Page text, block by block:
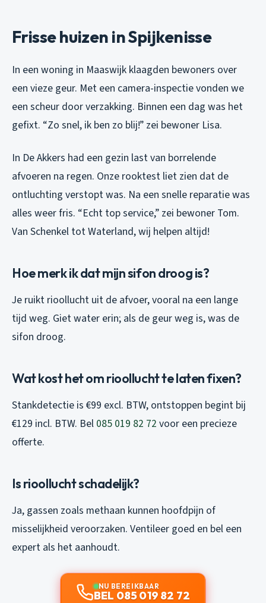
Frisse huizen in Spijkenisse
In een woning in Maaswijk klaagden bewoners over
een vieze geur. Met een camera-inspectie vonden we
een scheur door verzakking. Binnen een dag was het
gefixt. “Zo snel, ik ben zo blij!” zei bewoner Lisa.
In De Akkers had een gezin last van borrelende
afvoeren na regen. Onze rooktest liet zien dat de
ontluchting verstopt was. Na een snelle reparatie was
alles weer fris. “Echt top service,” zei bewoner Tom.
Van Schenkel tot Waterland, wij helpen altijd!
Hoe merk ik dat mijn sifon droog is?
Je ruikt rioollucht uit de afvoer, vooral na een lange
tijd weg. Giet water erin; als de geur weg is, was de
sifon droog.
Wat kost het om rioollucht te laten fixen?
Stankdetectie is €99 excl. BTW, ontstoppen begint bij
€129 incl. BTW. Bel 085 019 82 72 voor een precieze
offerte.
Is rioollucht schadelijk?
Ja, gassen zoals methaan kunnen hoofdpijn of
misselijkheid veroorzaken. Ventileer goed en bel een
expert als het aanhoudt.
NU BEREIKBAAR
BEL 085 019 82 72